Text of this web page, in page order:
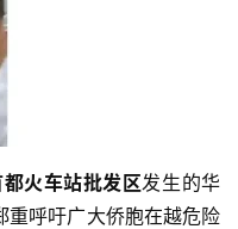
都火车站批发区发生的华
重呼吁广大侨胞在越危险